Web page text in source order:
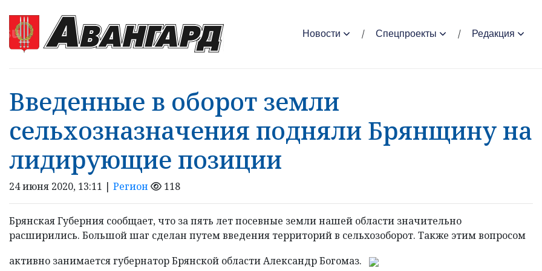
Новости Спецпроекты Редакция
Введенные в оборот земли
сельхозназначения подняли Брянщину на
лидирующие позиции
24 июня 2020, 13:11 | Регион 118
Брянская Губерния сообщает, что за пять лет посевные земли нашей области значительно
расширились. Большой шаг сделан путем введения территорий в сельхозоборот. Также этим вопросом
активно занимается губернатор Брянской области Александр Богомаз.